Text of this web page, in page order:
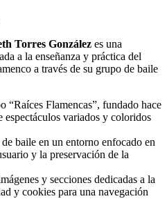
Torres González es una
a la enseñanza y práctica del
a través de su grupo de baile
“Raíces Flamencas”, fundado hace
espectáculos variados y coloridos
baile en un entorno enfocado en
y la preservación de la
y secciones dedicadas a la
y cookies para una navegación